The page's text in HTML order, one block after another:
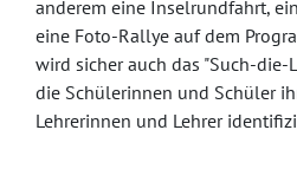
anderem eine Inselrundfahrt,
eine Foto-Rallye auf dem
wird sicher auch das "Such-die-
die Schülerinnen und Schüler
Lehrerinnen und Lehrer